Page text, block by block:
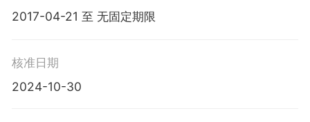
2017-04-21 至 无固定期限
核准日期
2024-10-30